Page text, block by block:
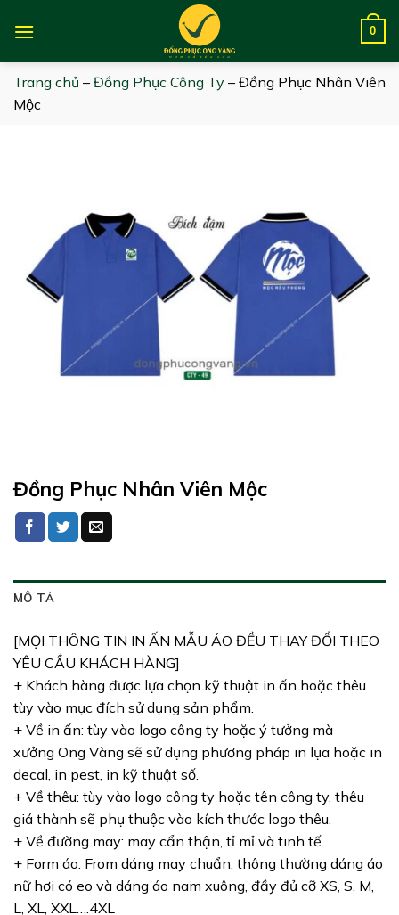
0
Trang chủ – Đồng Phục Công Ty – Đồng Phục Nhân Viên
Mộc
Đồng Phục Nhân Viên Mộc
MÔ TẢ
[MỌI THÔNG TIN IN ẤN MẪU ÁO ĐỀU THAY ĐỔI THEO
YÊU CẦU KHÁCH HÀNG]
+ Khách hàng được lựa chọn kỹ thuật in ấn hoặc thêu
tùy vào mục đích sử dụng sản phẩm.
+ Về in ấn: tùy vào logo công ty hoặc ý tưởng mà
xưởng Ong Vàng sẽ sử dụng phương pháp in lụa hoặc in
decal, in pest, in kỹ thuật số.
+ Về thêu: tùy vào logo công ty hoặc tên công ty, thêu
giá thành sẽ phụ thuộc vào kích thước logo thêu.
+ Về đường may: may cẩn thận, tỉ mỉ và tinh tế.
+ Form áo: From dáng may chuẩn, thông thường dáng áo
nữ hơi có eo và dáng áo nam xuông, đầy đủ cỡ XS, S, M,
L, XL, XXL….4XL